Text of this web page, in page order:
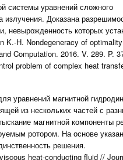
системы уравнений сложного
Доказана
невырожденность которых
K.-H. Nondegeneracy of optimality
Computation. 2016. V. 289. P.
problem of complex heat
уравнений магнитной
из нескольких частей с
магнитной компоненты
ротором. На основе
решения.
heat-conducting fluid //